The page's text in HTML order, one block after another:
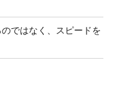
ではなく、スピードを